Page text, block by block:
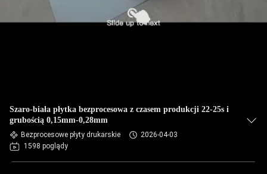
Szaro-biała płytka bezprocesowa z czasem produkcji 22-25s i
grubością 0,15mm-0,28mm
Bezprocesowe płyty drukarskie
2026-04-03
1598 poglądy